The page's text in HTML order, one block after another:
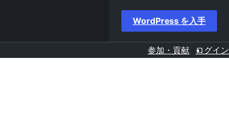
WordPress を入手
参加・貢献 ログイン